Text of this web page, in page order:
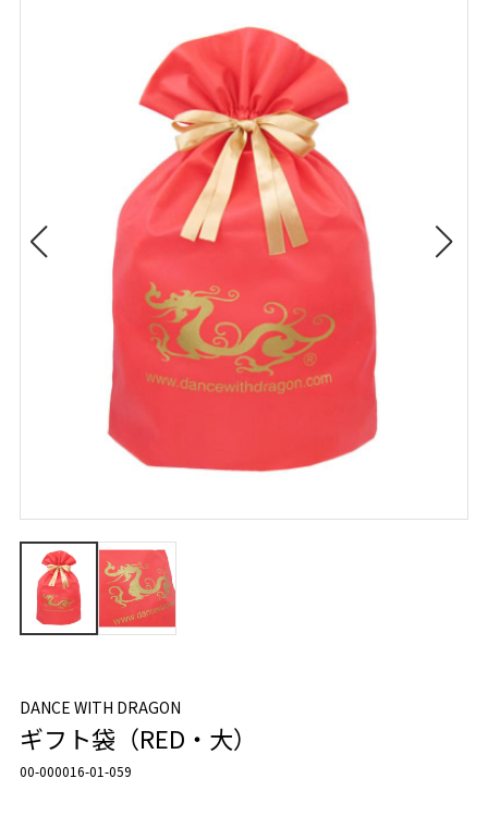
DANCE WITH DRAGON
ギフト袋（RED・大）
00-000016-01-059